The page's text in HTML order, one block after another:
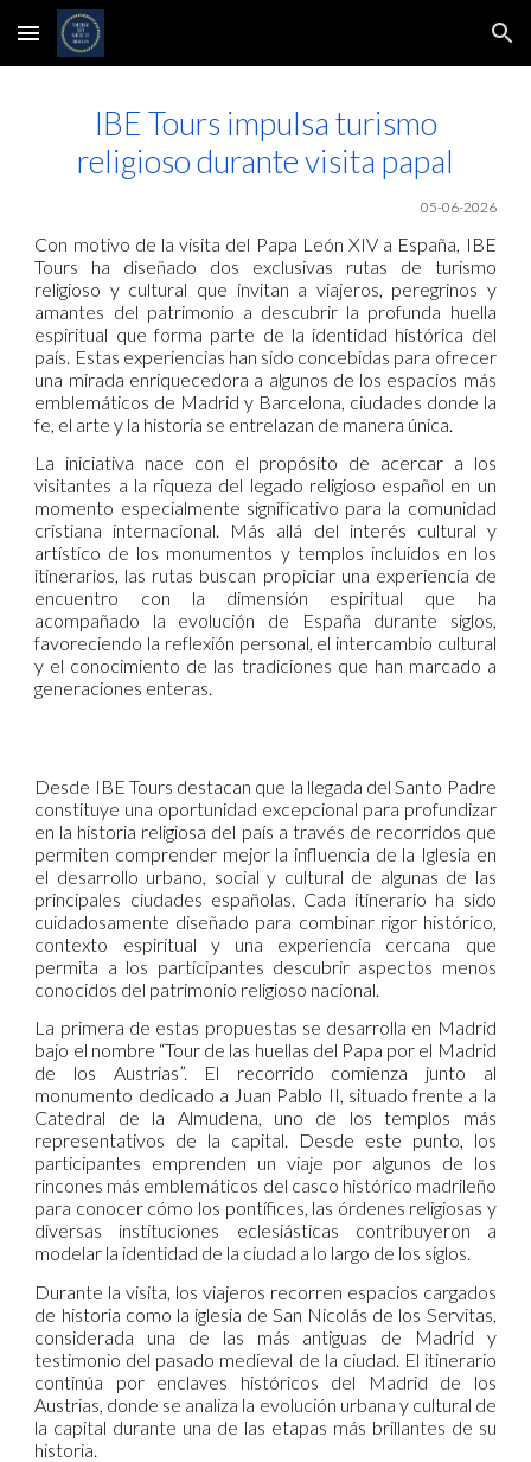
Skip to main content Skip to navigation
IBE Tours impulsa turismo
religioso durante visita papal
05-06-2026
Con motivo de la visita del Papa León XIV a España, IBE
Tours ha diseñado dos exclusivas rutas de turismo
religioso y cultural que invitan a viajeros, peregrinos y
amantes del patrimonio a descubrir la profunda huella
espiritual que forma parte de la identidad histórica del
país. Estas experiencias han sido concebidas para ofrecer
una mirada enriquecedora a algunos de los espacios más
emblemáticos de Madrid y Barcelona, ciudades donde la
fe, el arte y la historia se entrelazan de manera única.
La iniciativa nace con el propósito de acercar a los
visitantes a la riqueza del legado religioso español en un
momento especialmente significativo para la comunidad
cristiana internacional. Más allá del interés cultural y
artístico de los monumentos y templos incluidos en los
itinerarios, las rutas buscan propiciar una experiencia de
encuentro con la dimensión espiritual que ha
acompañado la evolución de España durante siglos,
favoreciendo la reflexión personal, el intercambio cultural
y el conocimiento de las tradiciones que han marcado a
generaciones enteras.
Desde IBE Tours destacan que la llegada del Santo Padre
constituye una oportunidad excepcional para profundizar
en la historia religiosa del país a través de recorridos que
permiten comprender mejor la influencia de la Iglesia en
el desarrollo urbano, social y cultural de algunas de las
principales ciudades españolas. Cada itinerario ha sido
cuidadosamente diseñado para combinar rigor histórico,
contexto espiritual y una experiencia cercana que
permita a los participantes descubrir aspectos menos
conocidos del patrimonio religioso nacional.
La primera de estas propuestas se desarrolla en Madrid
bajo el nombre “Tour de las huellas del Papa por el Madrid
de los Austrias”. El recorrido comienza junto al
monumento dedicado a Juan Pablo II, situado frente a la
Catedral de la Almudena, uno de los templos más
representativos de la capital. Desde este punto, los
participantes emprenden un viaje por algunos de los
rincones más emblemáticos del casco histórico madrileño
para conocer cómo los pontífices, las órdenes religiosas y
diversas instituciones eclesiásticas contribuyeron a
modelar la identidad de la ciudad a lo largo de los siglos.
Durante la visita, los viajeros recorren espacios cargados
de historia como la iglesia de San Nicolás de los Servitas,
considerada una de las más antiguas de Madrid y
testimonio del pasado medieval de la ciudad. El itinerario
continúa por enclaves históricos del Madrid de los
Austrias, donde se analiza la evolución urbana y cultural de
la capital durante una de las etapas más brillantes de su
historia.